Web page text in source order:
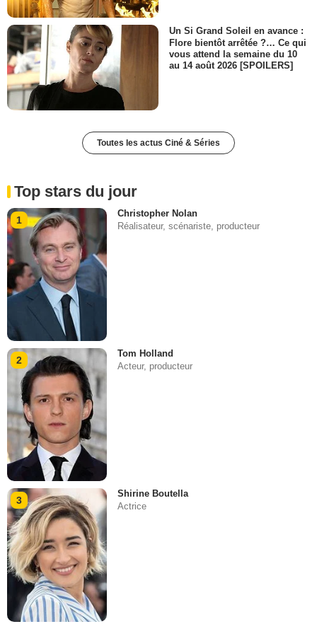
Un Si Grand Soleil en avance :
Flore bientôt arrêtée ?… Ce qui
vous attend la semaine du 10
au 14 août 2026 [SPOILERS]
Toutes les actus Ciné & Séries
Top stars du jour
1
Christopher Nolan
Réalisateur, scénariste, producteur
2
Tom Holland
Acteur, producteur
3
Shirine Boutella
Actrice